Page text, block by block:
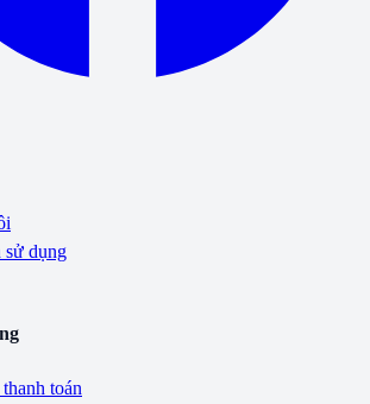
dụng
toán